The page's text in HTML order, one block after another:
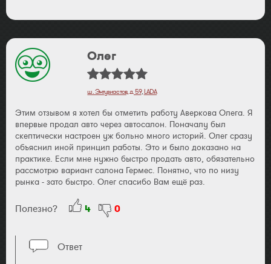
Олег
ш. Энтузиастов, д. 59,LADA
Этим отзывом я хотел бы отметить работу Аверкова Олега. Я
впервые продал авто через автосалон. Поначалу был
скептически настроен уж больно много историй. Олег сразу
объяснил иной принцип работы. Это и было доказано на
практике. Если мне нужно быстро продать авто, обязательно
рассмотрю вариант салона Гермес. Понятно, что по низу
рынка - зато быстро. Олег спасибо Вам ещё раз.
Полезно? 4 0
Ответ